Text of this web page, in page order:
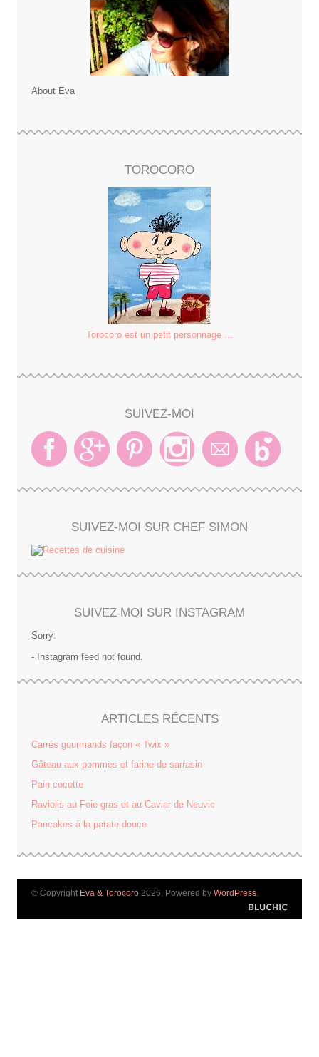
About Eva
TOROCORO
Torocoro est un petit personnage ...
SUIVEZ-MOI
SUIVEZ-MOI SUR CHEF SIMON
SUIVEZ MOI SUR INSTAGRAM
Sorry:
- Instagram feed not found.
ARTICLES RÉCENTS
Carrés gourmands façon « Twix »
Gâteau aux pommes et farine de sarrasin
Pain cocotte
Raviolis au Foie gras et au Caviar de Neuvic
Pancakes à la patate douce
© Copyright Eva & Torocoro 2026. Powered by WordPress